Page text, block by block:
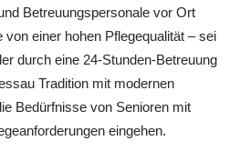
Betreuungspersonale vor Ort
von einer hohen Pflegequalität – sei
durch eine 24-Stunden-Betreuung
Tradition mit modernen
Bedürfnisse von Senioren mit
eingehen.